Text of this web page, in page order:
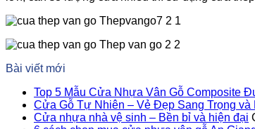
Bài viết mới
Top 5 Mẫu Cửa Nhựa Vân Gỗ Composite
Cửa Gỗ Tự Nhiên – Vẻ Đẹp Sang Trọng và
Cửa nhựa nhà vệ sinh – Bền bỉ và hiện đại